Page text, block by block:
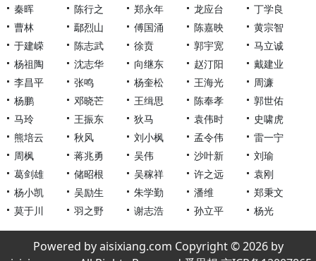
秦晖 陈行之 郑永年 龙应台
丁学良
曹林
鄢烈山 傅国涌 陈嘉映
黄宗智
于建嵘
陈志武 徐贲 郭宇宽
马立诚
杨祖陶
沈志华 向继东 赵汀阳
戴建业
李昌平
张鸣 杨奎松 王海光
周濂
杨鹏
邓晓芒 王缉思 陈奉孝
郭世佑
马玲
王振东 狄马 袁伟时
史啸虎
熊培云
秋风 刘小枫 孟令伟
雷一宁
周枫
蒋兆勇 吴伟 沙叶新
刘瑜
葛剑雄
储昭根 吴稼祥 许之远
袁刚
杨小凯
吴励生 朱学勤 潘维
郑秉文
莫于川
羽之野 谢志浩 孙立平 杨光
Powered by aisixiang.com Copyright © 2026 by